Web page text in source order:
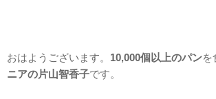
おはようございます。 10,000個以上のパンを
ニアの片山智香子です。